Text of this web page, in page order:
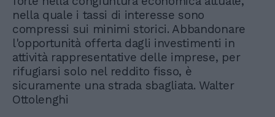
nella quale i tassi di interesse sono
compressi sui minimi storici. Abbandonare
l'opportunità offerta dagli investimenti in
attività rappresentative delle imprese, per
rifugiarsi solo nel reddito fisso, è
sicuramente una strada sbagliata. Walter
Ottolenghi